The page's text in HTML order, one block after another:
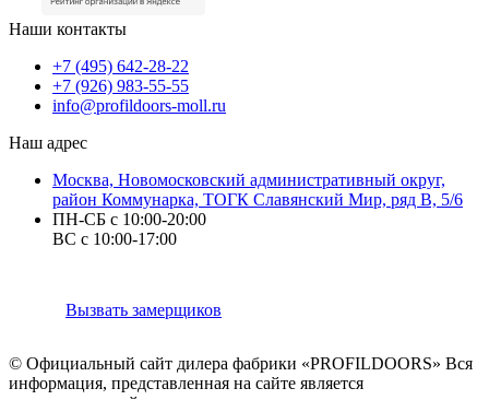
Наши контакты
+7 (495) 642-28-22
+7 (926) 983-55-55
info@profildoors-moll.ru
Наш адрес
Москва, Новомосковский административный округ,
район Коммунарка, ТОГК Славянский Мир, ряд В, 5/6
ПН-СБ с 10:00-20:00
ВС с 10:00-17:00
Вызвать замерщиков
© Официальный сайт дилера фабрики «PROFILDOORS» Вся
информация, представленная на сайте является